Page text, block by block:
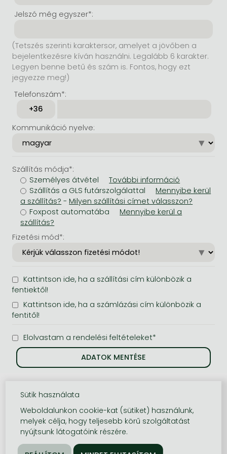
Jelszó még egyszer*:
(Tetszés szerinti karaktersor, amelyet a jövőben a
bejelentkezésre kíván használni. Legalább 6 karakter.
Legyen benne betű és szám is. Fontos, hogy ezt
jegyezze meg!)
Telefonszám*:
Kommunikáció nyelve:
Szállítás módja*:
Személyes átvétel
Szállítás a GLS futárszolgálattal
-
Foxpost automatába
Fizetési mód*:
Kattintson ide, ha a szállítási cím különbözik a
fentiektől!
Kattintson ide, ha a számlázási cím különbözik a
fentitől!
Elolvastam a rendelési feltételeket*
Sütik használata
Weboldalunkon cookie-kat (sütiket) használunk,
melyek célja, hogy teljesebb körű szolgáltatást
nyújtsunk látogatóink részére.